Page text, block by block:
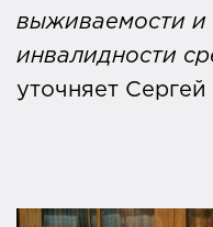
выживаемости и
инвалидности
уточняет Сергей